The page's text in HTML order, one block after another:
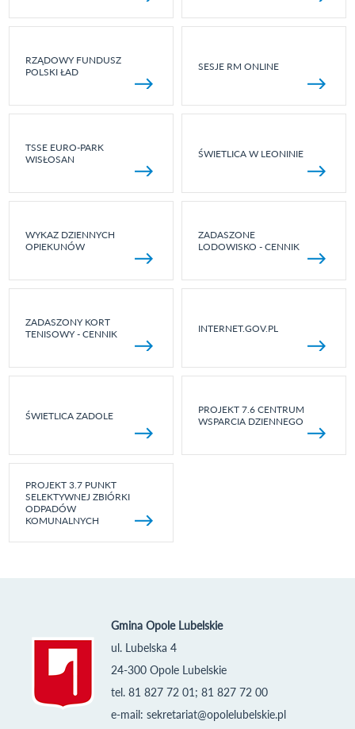
RZĄDOWY FUNDUSZ
POLSKI ŁAD
SESJE RM ONLINE
TSSE EURO-PARK
WISŁOSAN
ŚWIETLICA W LEONINIE
WYKAZ DZIENNYCH
OPIEKUNÓW
ZADASZONE
LODOWISKO - CENNIK
ZADASZONY KORT
TENISOWY - CENNIK
INTERNET.GOV.PL
ŚWIETLICA ZADOLE
PROJEKT 7.6 CENTRUM
WSPARCIA DZIENNEGO
PROJEKT 3.7 PUNKT
SELEKTYWNEJ ZBIÓRKI
ODPADÓW
KOMUNALNYCH
Gmina Opole Lubelskie
ul. Lubelska 4
24-300 Opole Lubelskie
tel. 81 827 72 01; 81 827 72 00
e-mail: sekretariat@opolelubelskie.pl